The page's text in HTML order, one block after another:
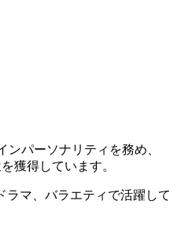
ンパーソナリティを務め、
獲得しています。
ラマ、バラエティで活躍して